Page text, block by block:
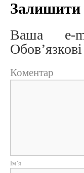
Залишити
Ваша e-
Коментар